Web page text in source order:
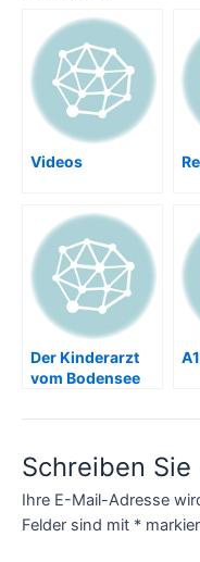
Videos
Der Kinderarzt
vom Bodensee
Schreiben
Ihre E-Mail-Adresse
Felder sind mit *